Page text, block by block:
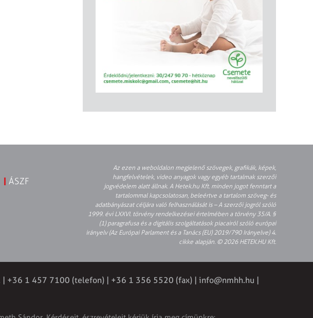
ÁSZF
Az ezen a weboldalon megjelenő szövegek, grafikák, képek,
hangfelvételek, video anyagok vagy egyéb tartalmak szerzői
jogvédelem alatt állnak. A Hetek.hu Kft. minden jogot fenntart a
tartalommal kapcsolatosan, beleértve a tartalom szöveg- és
adatbányászat céljára való felhasználását is – A szerzői jogról szóló
1999. évi LXXVI. törvény rendelkezései értelmében a törvény 35/A. §
(1) paragrafusa és a digitális szolgáltatások piacairól szóló európai
irányelv (Az Európai Parlament és a Tanács (EU) 2019/790 Irányelve) 4.
cikke alapján. © 2026 HETEK.HU Kft.
| +36 1 457 7100 (telefon) | +36 1 356 5520 (fax) | info@nmhh.hu